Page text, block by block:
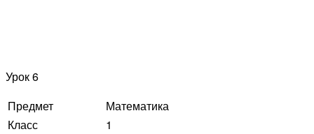
Урок 6
Предмет
Математика
Класс
1